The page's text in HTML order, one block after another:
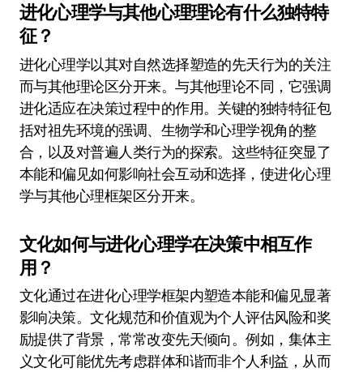
进化心理学与其他心理理论有什么独特特
征？
进化心理学以其对自然选择塑造的先天行为的关注
而与其他理论区分开来。与其他理论不同，它强调
进化适应在决策过程中的作用。关键的独特特征包
括对祖先环境的强调、生物学和心理学视角的整
合，以及对普遍人类行为的探索。这些特征突显了
本能和偏见如何影响社会互动和选择，使进化心理
学与其他心理框架区分开来。
文化如何与进化心理学在决策中相互作
用？
文化通过在进化心理学框架内塑造本能和偏见显著
影响决策。文化规范和价值观为个人评估风险和奖
励提供了背景，常常改变先天倾向。例如，集体主
义文化可能优先考虑群体和谐而非个人利益，从而